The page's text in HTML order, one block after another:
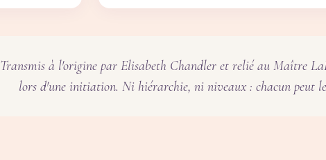
Transmis à l'origine par Elisabeth Chandler et relié au Maître
lors d'une initiation. Ni hiérarchie, ni niveaux : chacun peut